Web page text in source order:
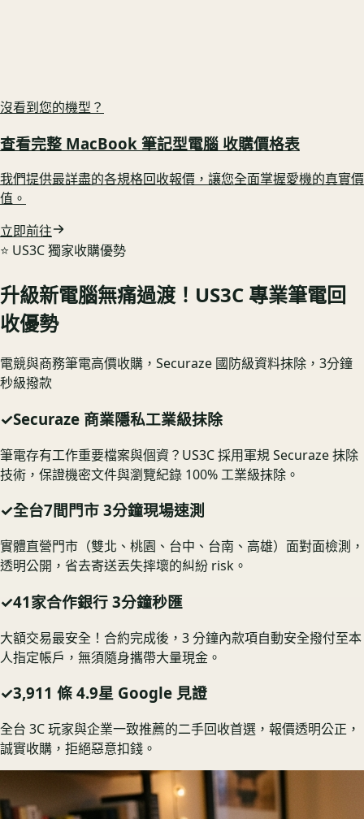
沒看到您的機型？
查看完整 MacBook 筆記型電腦 收購價格表
我們提供最詳盡的各規格回收報價，讓您全面掌握愛機的真實價
值。
立即前往
⭐️ US3C 獨家收購優勢
升級新電腦無痛過渡！US3C 專業筆電回
收優勢
電競與商務筆電高價收購，Securaze 國防級資料抹除，3分鐘
秒級撥款
✓Securaze 商業隱私工業級抹除
筆電存有工作重要檔案與個資？US3C 採用軍規 Securaze 抹除
技術，保證機密文件與瀏覽紀錄 100% 工業級抹除。
✓全台7間門市 3分鐘現場速測
實體直營門市（雙北、桃園、台中、台南、高雄）面對面檢測，
透明公開，省去寄送丟失摔壞的糾紛 risk。
✓41家合作銀行 3分鐘秒匯
大額交易最安全！合約完成後，3 分鐘內款項自動安全撥付至本
人指定帳戶，無須隨身攜帶大量現金。
✓3,911 條 4.9星 Google 見證
全台 3C 玩家與企業一致推薦的二手回收首選，報價透明公正，
誠實收購，拒絕惡意扣錢。